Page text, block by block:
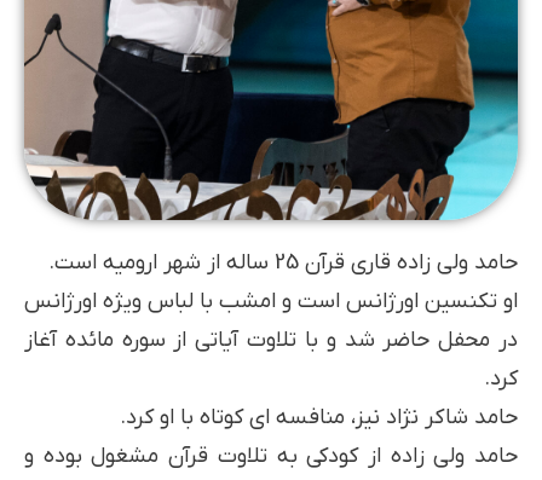
حامد ولی زاده قاری قرآن 25 ساله از شهر ارومیه است.
او تکنسین اورژانس است و امشب با لباس ویژه اورژانس
در محفل حاضر شد و با تلاوت آیاتی از سوره مائده آغاز
کرد.
حامد شاکر نژاد نیز، منافسه ای کوتاه با او کرد.
حامد ولی زاده از کودکی به تلاوت قرآن مشغول بوده و